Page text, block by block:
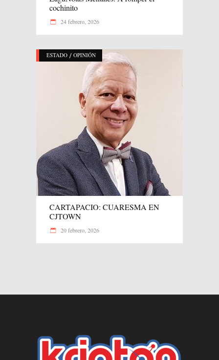
cochinito
24 febrero, 2026
ESTADO / OPINIÓN
CARTAPACIO: CUARESMA EN
CJTOWN
20 febrero, 2026